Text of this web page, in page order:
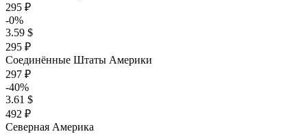
295 ₽
-0%
3.59 $
295 ₽
Соединённые Штаты Америки
297 ₽
-40%
3.61 $
492 ₽
Северная Америка